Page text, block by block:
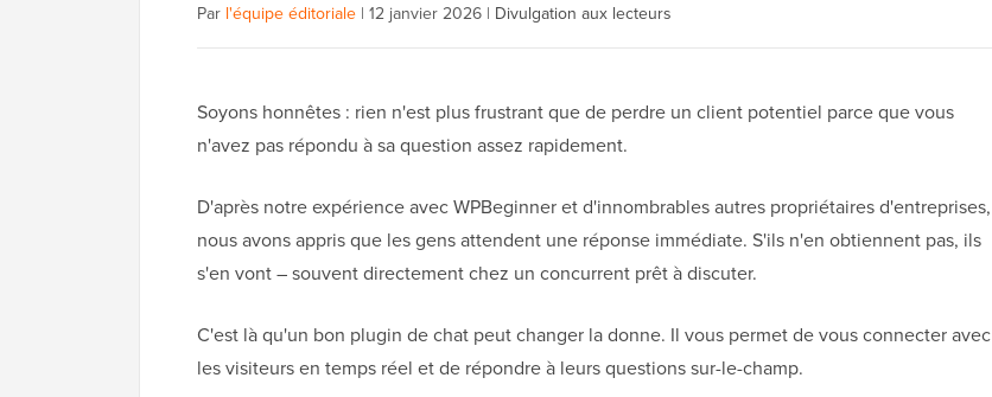
Par l'équipe éditoriale | 12 janvier 2026 | Divulgation aux lecteurs
Soyons honnêtes : rien n'est plus frustrant que de perdre un client potentiel parce que vous
n'avez pas répondu à sa question assez rapidement.
D'après notre expérience avec WPBeginner et d'innombrables autres propriétaires d'entreprises,
nous avons appris que les gens attendent une réponse immédiate. S'ils n'en obtiennent pas, ils
s'en vont – souvent directement chez un concurrent prêt à discuter.
C'est là qu'un bon plugin de chat peut changer la donne. Il vous permet de vous connecter avec
les visiteurs en temps réel et de répondre à leurs questions sur-le-champ.